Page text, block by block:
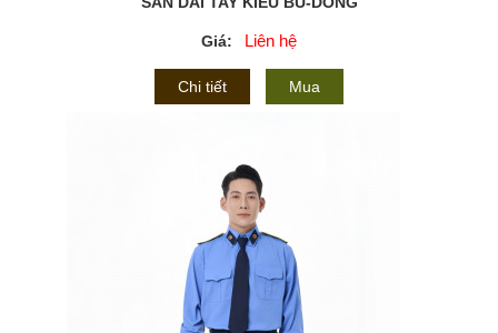
Giá: Liên hệ
Chi tiết Mua